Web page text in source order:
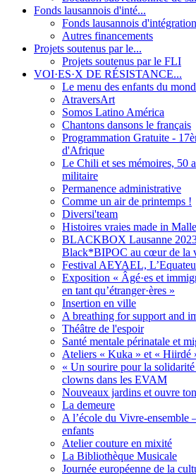
Fonds lausannois d'inté...
Fonds lausannois d'intégration
Autres financements
Projets soutenus par le...
Projets soutenus par le FLI
VOI·ES·X DE RÉSISTANCE...
Le menu des enfants du
AtraversArt
Somos Latino América
Chantons dansons le français
Programmation Gratuite -
d'Afrique
Le Chili et ses mémoires, 50
militaire
Permanence administrative
Comme un air de printemps !
Diversi'team
Histoires vraies made in
BLACKBOX Lausanne
Black*BIPOC au cœur de la
Festival AEYAEL,
Exposition « Âgé·es et
en tant qu’étranger·ères »
Insertion en ville
A breathing for support and
Théâtre de l'espoir
Santé mentale périnatale et
Ateliers « Kuka » et « Hiirdé
« Un sourire pour la
clowns dans les EVAM
Nouveaux jardins et ouvre
La demeure
A l’école du Vivre-ensemble
enfants
Atelier couture en mixité
La Bibliothèque Musicale
Journée européenne de la